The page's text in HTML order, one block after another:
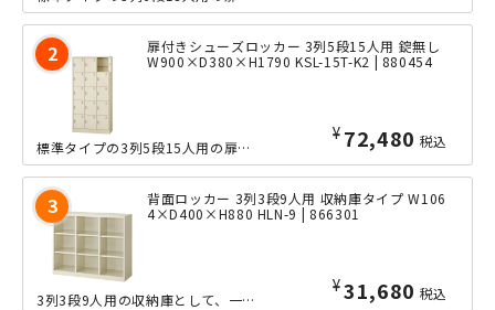
扉付きシューズロッカー 3列5段15人用 錠無し
W900×D380×H1790 KSL-15T-K2 | 880454
¥ 72,480 税込
標準タイプの3列5段15人用の扉付きシューズロッカーです。中身を見せない収納によ...
背面ロッカー 3列3段9人用 収納庫タイプ W106
4×D400×H880 HLN-9 | 866301
¥31,680 税込
3列3段9人用の収納庫として、一般的なオフィス以外にも、学校、塾、病院、工場など...